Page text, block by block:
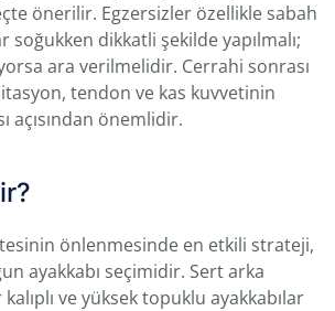
önerilir. Egzersizler özellikle sabah
soğukken dikkatli şekilde yapılmalı;
ara verilmelidir. Cerrahi sonrası
tendon ve kas kuvvetinin
açısından önemlidir.
önlenmesinde en etkili strateji,
ayakkabı seçimidir. Sert arka
ve yüksek topuklu ayakkabılar